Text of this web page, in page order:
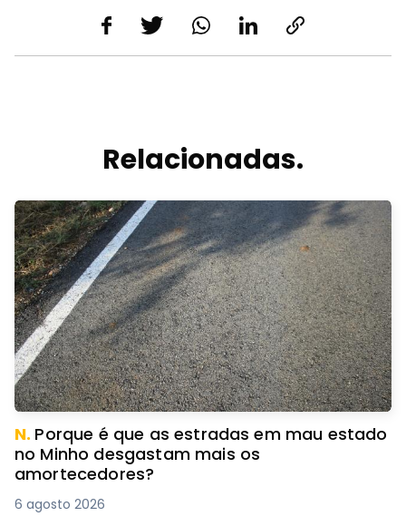
Relacionadas.
N. Porque é que as estradas em mau estado
no Minho desgastam mais os
amortecedores?
6 agosto 2026